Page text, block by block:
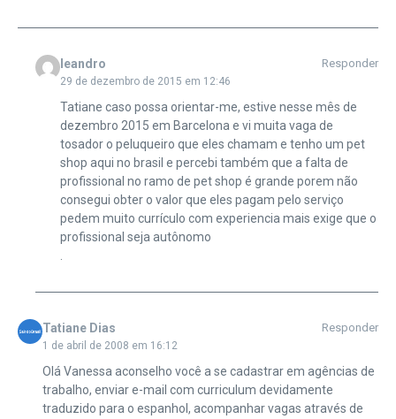
leandro
29 de dezembro de 2015 em 12:46
Responder
Tatiane caso possa orientar-me, estive nesse mês de
dezembro 2015 em Barcelona e vi muita vaga de
tosador o peluqueiro que eles chamam e tenho um pet
shop aqui no brasil e percebi também que a falta de
profissional no ramo de pet shop é grande porem não
consegui obter o valor que eles pagam pelo serviço
pedem muito currículo com experiencia mais exige que o
profissional seja autônomo
.
Tatiane Dias
1 de abril de 2008 em 16:12
Responder
Olá Vanessa aconselho você a se cadastrar em agências de
trabalho, enviar e-mail com curriculum devidamente
traduzido para o espanhol, acompanhar vagas através de